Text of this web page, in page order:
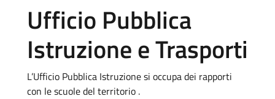
Ufficio Pubblica
Istruzione e Trasporti
L’Ufficio Pubblica Istruzione si occupa dei rapporti
con le scuole del territorio .